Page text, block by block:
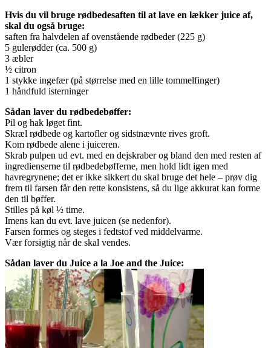
Hvis du vil bruge rødbedesaften til at lave en lækker juice af,
skal du også bruge:
saften fra halvdelen af ovenstående rødbeder (225 g)
5 gulerødder (ca. 500 g)
3 æbler
½ citron
1 stykke ingefær (på størrelse med en lille tommelfinger)
1 håndfuld isterninger
Sådan laver du rødbedebøffer:
Pil og hak løget fint.
Skræl rødbede og kartofler og sidstnævnte rives groft.
Kom rødbede alene i juiceren.
Skrab pulpen ud evt. med en dejskraber og bland den med resten af
ingredienserne til rødbedebøfferne, men hold lidt igen med
havregrynene; det er ikke sikkert du skal bruge det hele – prøv dig
frem til farsen får den rette konsistens, så du lige akkurat kan forme
den til bøffer.
Stilles på køl ½ time.
Imens kan du evt. lave juicen (se nedenfor).
Farsen formes og steges i fedtstof ved middelvarme.
Vær forsigtig når de skal vendes.
Sådan laver du Juice a la Joe and the Juice: